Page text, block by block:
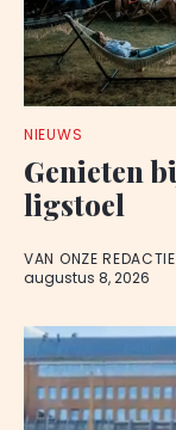
NIEUWS
Genieten
ligstoel
VAN ONZE REDACTIE
augustus 8, 2026